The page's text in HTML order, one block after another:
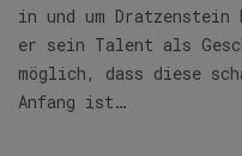
in und um Dratzenstein
er sein Talent als
möglich, dass diese
Anfang ist…